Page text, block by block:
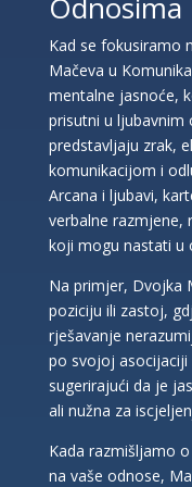
Kad se fokusiramo
Mačeva u
mentalne jasnoće,
prisutni u ljubavnim
predstavljaju zrak,
komunikacijom i
Arcana i ljubavi,
verbalne razmjene,
koji mogu nastati u
Na primjer, Dvojka
poziciju ili zastoj,
rješavanje
po svojoj asocijaciji
sugerirajući da je
ali nužna za
Kada razmišljamo
na vaše odnose,